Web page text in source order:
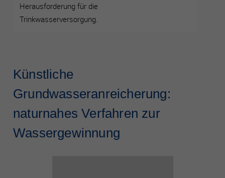
Herausforderung für die
Trinkwasserversorgung.
Künstliche
Grundwasseranreicherung:
naturnahes Verfahren zur
Wassergewinnung